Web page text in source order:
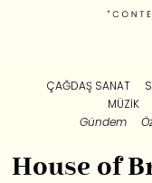
ÇAĞDAŞ SANAT
MÜZIK
Gündem
House of